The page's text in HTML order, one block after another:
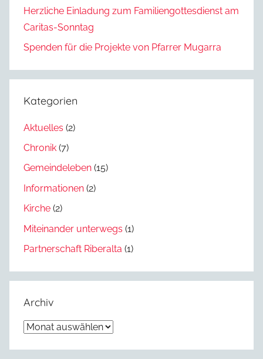
Herzliche Einladung zum Familiengottesdienst am
Caritas-Sonntag
Spenden für die Projekte von Pfarrer Mugarra
Kategorien
Aktuelles (2)
Chronik (7)
Gemeindeleben (15)
Informationen (2)
Kirche (2)
Miteinander unterwegs (1)
Partnerschaft Riberalta (1)
Archiv
Archiv